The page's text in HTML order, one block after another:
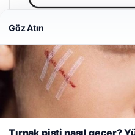
Enes Kaplan Avukatlık
28/04/2026
Web sitemizi nasıl
Göz Atın
Tırnak pisti nasıl geçer?